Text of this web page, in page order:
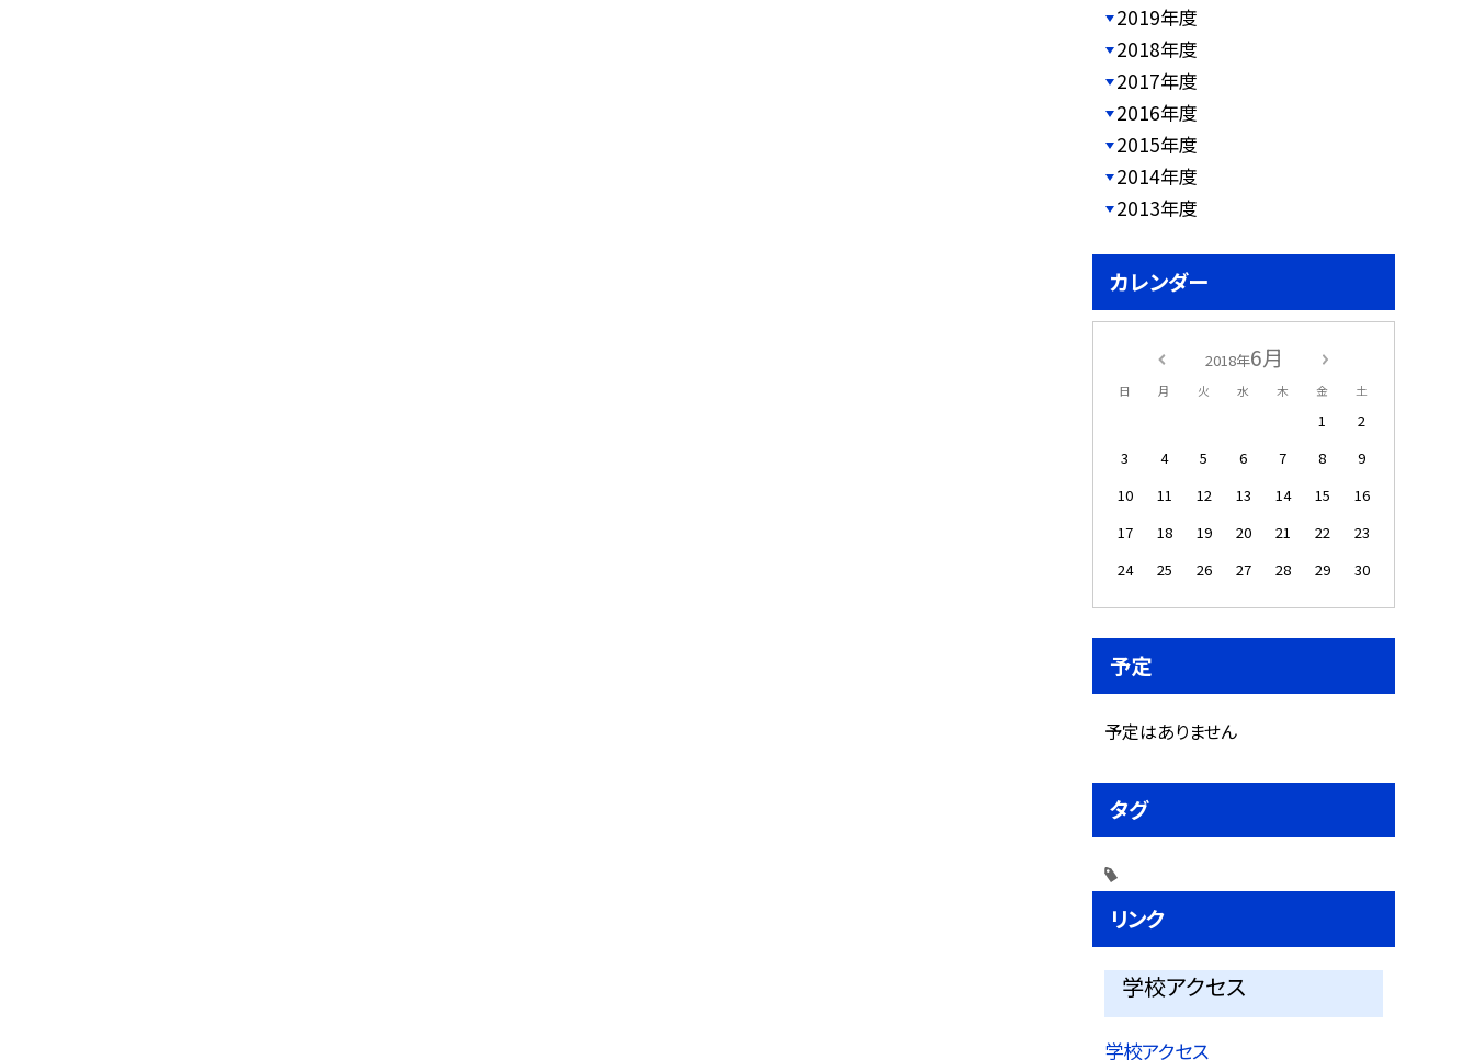
2019年度
2018年度
2017年度
2016年度
2015年度
2014年度
2013年度
カレンダー
2018年6月
日 月 火 水 木 金 土
1
2
3
4 5 6 7 8
9
10
11 12 13 14 15
16
17
18 19 20 21 22
23
24
25 26 27 28 29 30
予定
予定はありません
タグ
リンク
学校アクセス
学校アクセス